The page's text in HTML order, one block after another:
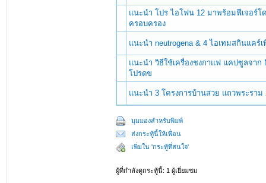
แนะนำ โปร ไอโฟน 12 มาพร้อมฟีเจอร์
ครอบครอง
แนะนำ neutrogena & 4 ไอเทมสกินแค
แนะนำ วิธีใช้เครื่องชงกาแฟ แคปซูลจาก
โปรดข
แนะนำ 3 โครงการบ้านสวย แถวพระรา
มุมมองสำหรับพิมพ์
ส่งกระทู้นี้ให้เพื่อน
เพิ่มใน 'กระทู้ที่สนใจ'
ผู้ที่กำลังดูกระทู้นี้: 1 ผู้เยี่ยมชม